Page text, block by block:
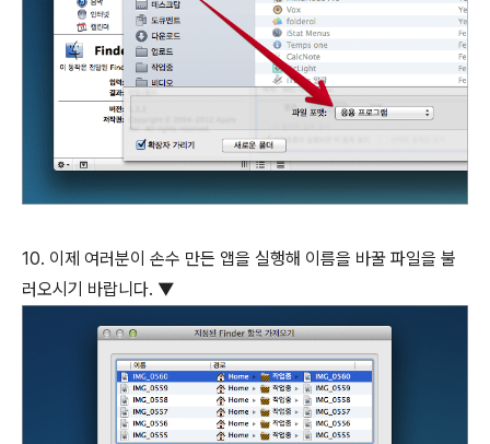
10. 이제 여러분이 손수 만든 앱을 실행해 이름을 바꿀 파일을 불
러오시기 바랍니다. ▼